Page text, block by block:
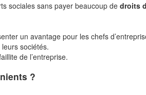
sociales sans payer beaucoup dedroits
un avantage pour les chefs
sociétés.
de l’entreprise.
?